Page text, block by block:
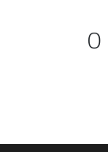
0